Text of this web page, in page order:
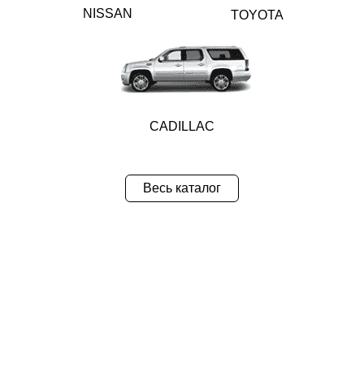
NISSAN TOYOTA
CADILLAC
Весь каталог